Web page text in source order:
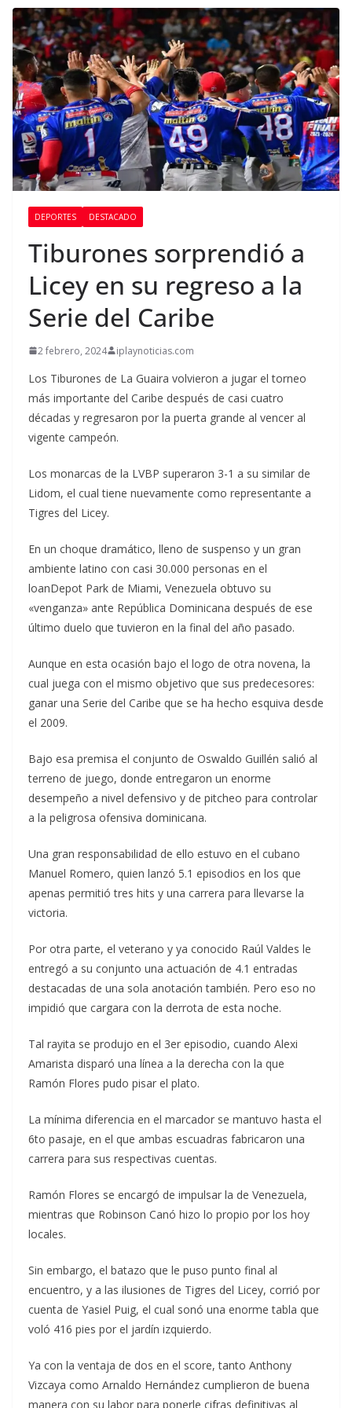
DEPORTES DESTACADO
Tiburones sorprendió a
Licey en su regreso a la
Serie del Caribe
2 febrero, 2024 iplaynoticias.com
Los Tiburones de La Guaira volvieron a jugar el torneo
más importante del Caribe después de casi cuatro
décadas y regresaron por la puerta grande al vencer al
vigente campeón.
Los monarcas de la LVBP superaron 3-1 a su similar de
Lidom, el cual tiene nuevamente como representante a
Tigres del Licey.
En un choque dramático, lleno de suspenso y un gran
ambiente latino con casi 30.000 personas en el
loanDepot Park de Miami, Venezuela obtuvo su
«venganza» ante República Dominicana después de ese
último duelo que tuvieron en la final del año pasado.
Aunque en esta ocasión bajo el logo de otra novena, la
cual juega con el mismo objetivo que sus predecesores:
ganar una Serie del Caribe que se ha hecho esquiva desde
el 2009.
Bajo esa premisa el conjunto de Oswaldo Guillén salió al
terreno de juego, donde entregaron un enorme
desempeño a nivel defensivo y de pitcheo para controlar
a la peligrosa ofensiva dominicana.
Una gran responsabilidad de ello estuvo en el cubano
Manuel Romero, quien lanzó 5.1 episodios en los que
apenas permitió tres hits y una carrera para llevarse la
victoria.
Por otra parte, el veterano y ya conocido Raúl Valdes le
entregó a su conjunto una actuación de 4.1 entradas
destacadas de una sola anotación también. Pero eso no
impidió que cargara con la derrota de esta noche.
Tal rayita se produjo en el 3er episodio, cuando Alexi
Amarista disparó una línea a la derecha con la que
Ramón Flores pudo pisar el plato.
La mínima diferencia en el marcador se mantuvo hasta el
6to pasaje, en el que ambas escuadras fabricaron una
carrera para sus respectivas cuentas.
Ramón Flores se encargó de impulsar la de Venezuela,
mientras que Robinson Canó hizo lo propio por los hoy
locales.
Sin embargo, el batazo que le puso punto final al
encuentro, y a las ilusiones de Tigres del Licey, corrió por
cuenta de Yasiel Puig, el cual sonó una enorme tabla que
voló 416 pies por el jardín izquierdo.
Ya con la ventaja de dos en el score, tanto Anthony
Vizcaya como Arnaldo Hernández cumplieron de buena
manera con su labor para ponerle cifras definitivas al